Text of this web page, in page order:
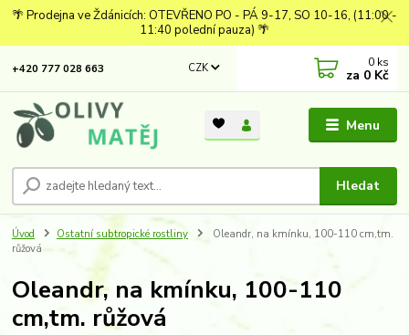
🌴 Prodejna ve Ždánicích: OTEVŘENO PO - PÁ 9-17, SO 10-16, (11:00 -
11:40 polední pauza) 🌴
Menu
CZK
Hledat
+420 777 028 663 0 ks
za 0 Kč
Úvod Ostatní subtropické rostliny
Oleandr, na kmínku, 100-110 cm,tm.
růžová
Oleandr, na kmínku, 100-110
cm,tm. růžová